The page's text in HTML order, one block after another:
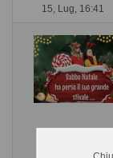
15, Lug, 16:41
13, Lug, 16:16